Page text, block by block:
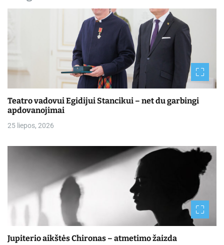
Teatro vadovui Egidijui Stancikui – net du garbingi
apdovanojimai
25 liepos, 2026
Jupiterio aikštės Chironas – atmetimo žaizda